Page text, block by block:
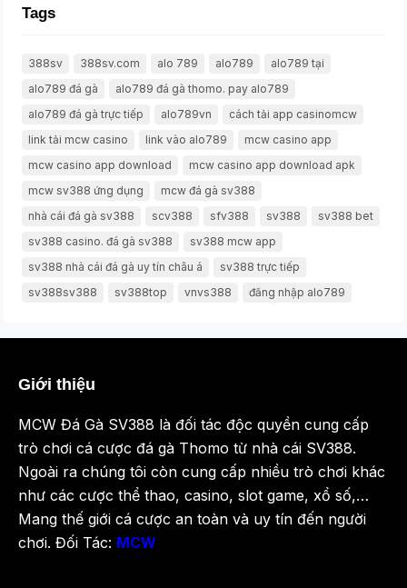
Tags
388sv 388sv.com alo 789 alo789
alo789 tại
alo789 đá gà
alo789 đá gà thomo. pay alo789
alo789 đá gà trực tiếp
alo789vn
cách tải app casinomcw
link tải mcw casino
link vào alo789
mcw casino app
mcw casino app download
mcw casino app download apk
mcw sv388 ứng dụng
mcw đá gà sv388
nhà cái đá gà sv388
scv388 sfv388 sv388
sv388 bet
sv388 casino. đá gà sv388
sv388 mcw app
sv388 nhà cái đá gà uy tín châu á
sv388 trực tiếp
sv388sv388
sv388top vnvs388 đăng nhập alo789
Giới thiệu
MCW Đá Gà SV388 là đối tác độc quyền cung cấp
trò chơi cá cược đá gà Thomo từ nhà cái SV388.
Ngoài ra chúng tôi còn cung cấp nhiều trò chơi khác
như các cược thể thao, casino, slot game, xổ số,…
Mang thế giới cá cược an toàn và uy tín đến người
chơi. Đối Tác: MCW